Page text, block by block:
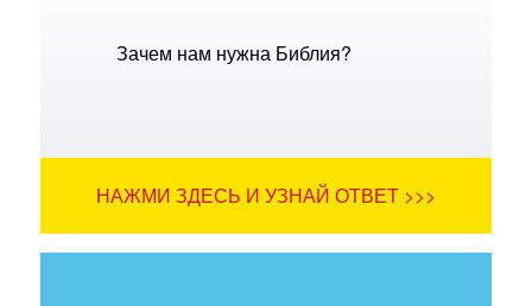
Зачем нам нужна Библия?
НАЖМИ ЗДЕСЬ И УЗНАЙ ОТВЕТ >>>